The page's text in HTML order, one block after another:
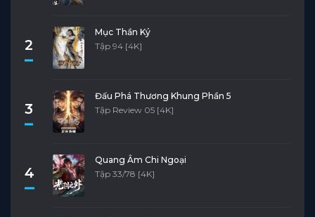
2
Mục Thần Ký
Tập 94 [4K]
3
Đấu Phá Thương Khung Phần 5
Tập Review 05 [4K]
4
Quang Âm Chi Ngoại
Tập 33/78 [4K]